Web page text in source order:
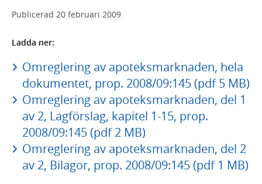
Publicerad 20 februari 2009
Ladda ner:
Omreglering av apoteksmarknaden, hela
dokumentet, prop. 2008/09:145 (pdf 5 MB)
Omreglering av apoteksmarknaden, del 1
av 2, Lagförslag, kapitel 1-15, prop.
2008/09:145 (pdf 2 MB)
Omreglering av apoteksmarknaden, del 2
av 2, Bilagor, prop. 2008/09:145 (pdf 1 MB)